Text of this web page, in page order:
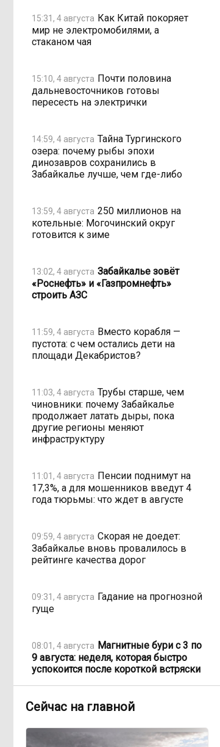
15:31, 4 августа Как Китай покоряет
мир не электромобилями, а
стаканом чая
15:10, 4 августа Почти половина
дальневосточников готовы
пересесть на электрички
14:59, 4 августа Тайна Тургинского
озера: почему рыбы эпохи
динозавров сохранились в
Забайкалье лучше, чем где-либо
13:59, 4 августа 250 миллионов на
котельные: Могочинский округ
готовится к зиме
13:02, 4 августа Забайкалье зовёт
«Роснефть» и «Газпромнефть»
строить АЗС
11:59, 4 августа Вместо корабля —
пустота: с чем остались дети на
площади Декабристов?
11:03, 4 августа Трубы старше, чем
чиновники: почему Забайкалье
продолжает латать дыры, пока
другие регионы меняют
инфраструктуру
11:01, 4 августа Пенсии поднимут на
17,3%, а для мошенников введут 4
года тюрьмы: что ждет в августе
09:59, 4 августа Скорая не доедет:
Забайкалье вновь провалилось в
рейтинге качества дорог
09:31, 4 августа Гадание на прогнозной
гуще
08:01, 4 августа Магнитные бури с 3 по
9 августа: неделя, которая быстро
успокоится после короткой встряски
20:01, 3 августа Ингода и Чита
поймы у 17 населённых пунктов
Забайкалья
Сейчас на главной